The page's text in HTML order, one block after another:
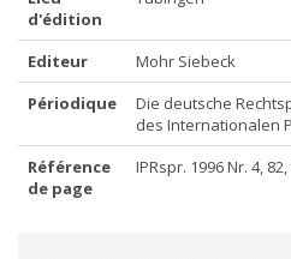
d'édition
Editeur
Mohr Siebeck
Périodique
Die deutsche
des Internationalen
Référence
de page
IPRspr. 1996 Nr. 4,